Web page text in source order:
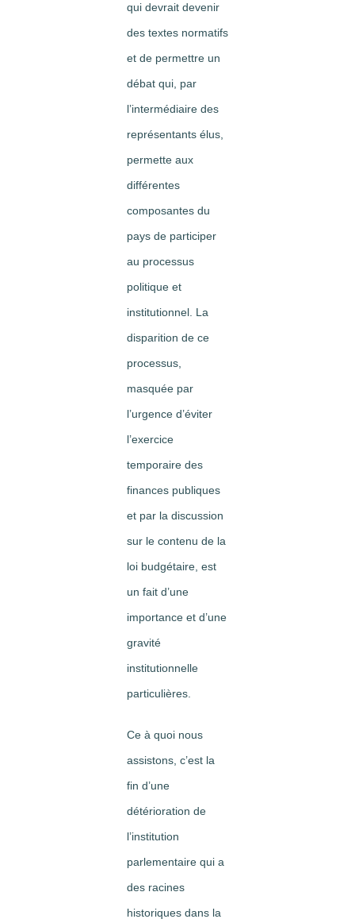
qui devrait devenir
des textes normatifs
et de permettre un
débat qui, par
l’intermédiaire des
représentants élus,
permette aux
différentes
composantes du
pays de participer
au processus
politique et
institutionnel. La
disparition de ce
processus,
masquée par
l’urgence d’éviter
l’exercice
temporaire des
finances publiques
et par la discussion
sur le contenu de la
loi budgétaire, est
un fait d’une
importance et d’une
gravité
institutionnelle
particulières.
Ce à quoi nous
assistons, c’est la
fin d’une
détérioration de
l’institution
parlementaire qui a
des racines
historiques dans la